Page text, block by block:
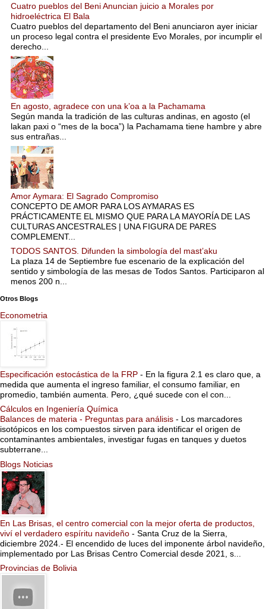
Cuatro pueblos del Beni Anuncian juicio a Morales por
hidroeléctrica El Bala
Cuatro pueblos del departamento del Beni anunciaron ayer iniciar
un proceso legal contra el presidente Evo Morales, por incumplir el
derecho...
En agosto, agradece con una k’oa a la Pachamama
Según manda la tradición de las culturas andinas, en agosto (el
lakan paxi o “mes de la boca”) la Pachamama tiene hambre y abre
sus entrañas...
Amor Aymara: El Sagrado Compromiso
CONCEPTO DE AMOR PARA LOS AYMARAS ES
PRÁCTICAMENTE EL MISMO QUE PARA LA MAYORÍA DE LAS
CULTURAS ANCESTRALES | UNA FIGURA DE PARES
COMPLEMENT...
TODOS SANTOS. Difunden la simbología del mast’aku
La plaza 14 de Septiembre fue escenario de la explicación del
sentido y simbología de las mesas de Todos Santos. Participaron al
menos 200 n...
Otros Blogs
Econometria
Especificación estocástica de la FRP - En la figura 2.1 es claro que, a
medida que aumenta el ingreso familiar, el consumo familiar, en
promedio, también aumenta. Pero, ¿qué sucede con el con...
Cálculos en Ingeniería Química
Balances de materia - Preguntas para análisis - Los marcadores
isotópicos en los compuestos sirven para identificar el origen de
contaminantes ambientales, investigar fugas en tanques y duetos
subterrane...
Blogs Noticias
En Las Brisas, el centro comercial con la mejor oferta de productos,
viví el verdadero espíritu navideño - Santa Cruz de la Sierra,
diciembre 2024.- El encendido de luces del imponente árbol navideño,
implementado por Las Brisas Centro Comercial desde 2021, s...
Provincias de Bolivia